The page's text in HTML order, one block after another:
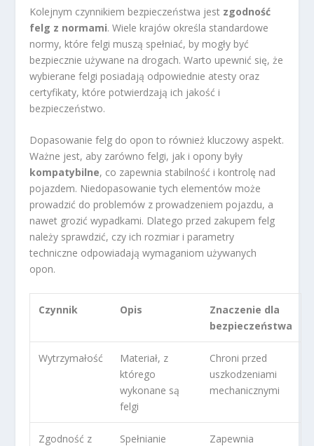
Kolejnym czynnikiem bezpieczeństwa jest zgodność
felg z normami. Wiele krajów określa standardowe
normy, które felgi muszą spełniać, by mogły być
bezpiecznie używane na drogach. Warto upewnić się, że
wybierane felgi posiadają odpowiednie atesty oraz
certyfikaty, które potwierdzają ich jakość i
bezpieczeństwo.
Dopasowanie felg do opon to również kluczowy aspekt.
Ważne jest, aby zarówno felgi, jak i opony były
kompatybilne, co zapewnia stabilność i kontrolę nad
pojazdem. Niedopasowanie tych elementów może
prowadzić do problemów z prowadzeniem pojazdu, a
nawet grozić wypadkami. Dlatego przed zakupem felg
należy sprawdzić, czy ich rozmiar i parametry
techniczne odpowiadają wymaganiom używanych
opon.
Czynnik Opis
Znaczenie dla
bezpieczeństwa
Wytrzymałość
Materiał, z
którego
wykonane są
felgi
Chroni przed
uszkodzeniami
mechanicznymi
Zgodność z
Spełnianie
Zapewnia